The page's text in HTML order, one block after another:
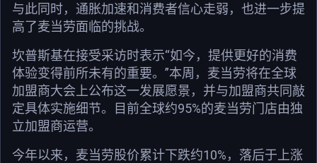
与此同时，通胀加速和消费者信心走弱，也进一步提
高了麦当劳面临的挑战。
坎普斯基在接受采访时表示“如今，提供更好的消费
体验变得前所未有的重要。”本周，麦当劳将在全球
加盟商大会上公布这一发展愿景，并与加盟商共同敲
定具体实施细节。目前全球约95%的麦当劳门店由独
立加盟商运营。
今年以来，麦当劳股价累计下跌约10%，落后于上涨